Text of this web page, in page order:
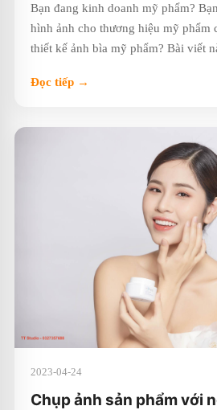
Bạn đang kinh doanh mỹ phẩm?
hình ảnh cho thương hiệu mỹ phẩm
thiết kế ảnh bìa mỹ phẩm? Bài viết
Đọc tiếp →
2023-04-24
Chụp ảnh sản phẩm với